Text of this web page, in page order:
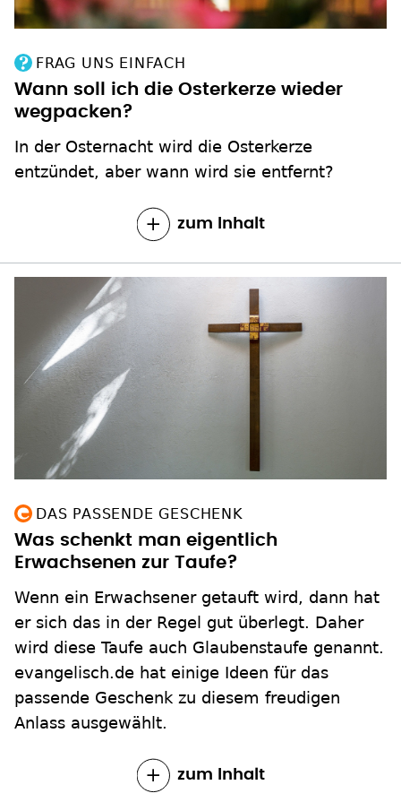
FRAG UNS EINFACH
Wann soll ich die Osterkerze wieder
wegpacken?
In der Osternacht wird die Osterkerze
entzündet, aber wann wird sie entfernt?
zum Inhalt
DAS PASSENDE GESCHENK
Was schenkt man eigentlich
Erwachsenen zur Taufe?
Wenn ein Erwachsener getauft wird, dann hat
er sich das in der Regel gut überlegt. Daher
wird diese Taufe auch Glaubenstaufe genannt.
evangelisch.de hat einige Ideen für das
passende Geschenk zu diesem freudigen
Anlass ausgewählt.
zum Inhalt